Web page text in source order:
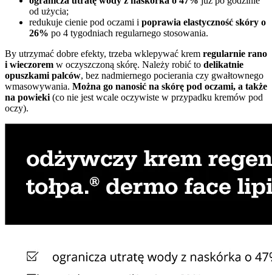
od użycia;
redukuje cienie pod oczami i poprawia elastyczność skóry o
26% po 4 tygodniach regularnego stosowania.
By utrzymać dobre efekty, trzeba wklepywać krem regularnie rano
i wieczorem w oczyszczoną skórę. Należy robić to delikatnie
opuszkami palców, bez nadmiernego pocierania czy gwałtownego
wmasowywania. Można go nanosić na skórę pod oczami, a także
na powieki (co nie jest wcale oczywiste w przypadku kremów pod
oczy).